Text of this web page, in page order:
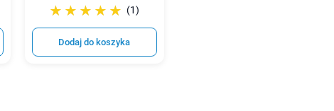
☆☆☆☆☆
★★★★★ (1)
Dodaj do koszyka